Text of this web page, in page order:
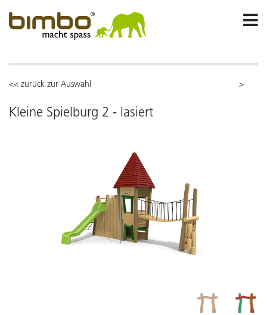
<< zurück zur Auswahl >
Kleine Spielburg 2 - lasiert